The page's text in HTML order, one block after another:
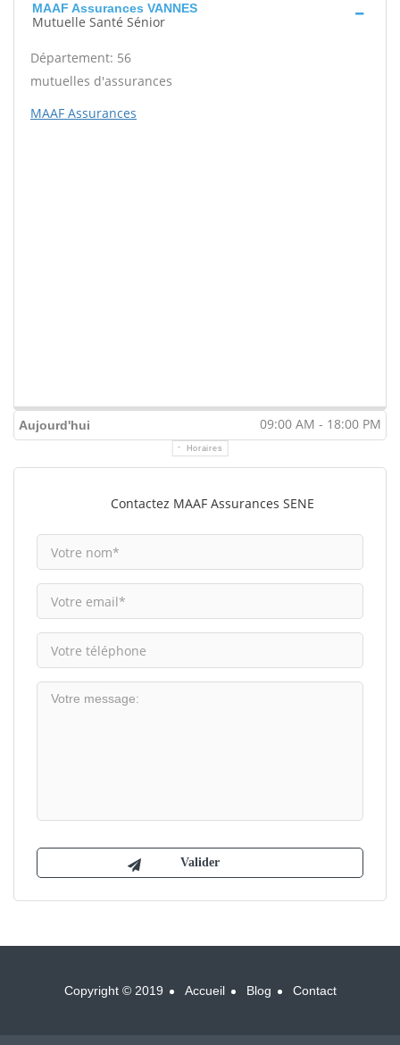
MAAF Assurances VANNES
Mutuelle Santé Sénior
Département: 56
mutuelles d'assurances
MAAF Assurances
Aujourd'hui 09:00 AM - 18:00 PM
Horaires
Contactez MAAF Assurances SENE
Copyright © 2019 Accueil Blog Contact